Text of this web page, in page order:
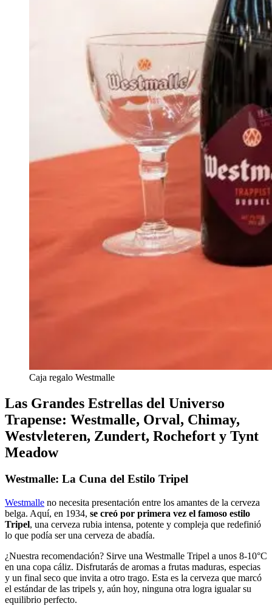
Caja regalo Westmalle
Las Grandes Estrellas del Universo
Trapense: Westmalle, Orval, Chimay,
Westvleteren, Zundert, Rochefort y Tynt
Meadow
Westmalle: La Cuna del Estilo Tripel
Westmalle no necesita presentación entre los amantes de la cerveza
belga. Aquí, en 1934, se creó por primera vez el famoso estilo
Tripel, una cerveza rubia intensa, potente y compleja que redefinió
lo que podía ser una cerveza de abadía.
¿Nuestra recomendación? Sirve una Westmalle Tripel a unos 8-10°C
en una copa cáliz. Disfrutarás de aromas a frutas maduras, especias
y un final seco que invita a otro trago. Esta es la cerveza que marcó
el estándar de las tripels y, aún hoy, ninguna otra logra igualar su
equilibrio perfecto.